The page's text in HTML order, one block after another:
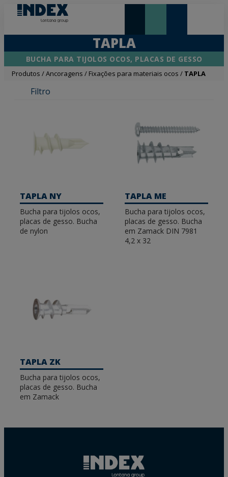
TAPLA
BUCHA PARA TIJOLOS OCOS, PLACAS DE GESSO
Produtos /Ancoragens / Fixações para materiais ocos / TAPLA
Filtro
TAPLA NY
Bucha para tijolos ocos,
placas de gesso. Bucha
de nylon
TAPLA ME
Bucha para tijolos ocos,
placas de gesso. Bucha
em Zamack DIN 7981
4,2 x 32
TAPLA ZK
Bucha para tijolos ocos,
placas de gesso. Bucha
em Zamack